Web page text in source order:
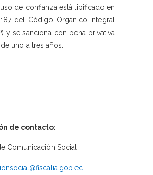
de confianza está tipificado en
del Código Orgánico Integral
y se sanciona con pena privativa
uno a tres años.
de contacto:
Comunicación Social